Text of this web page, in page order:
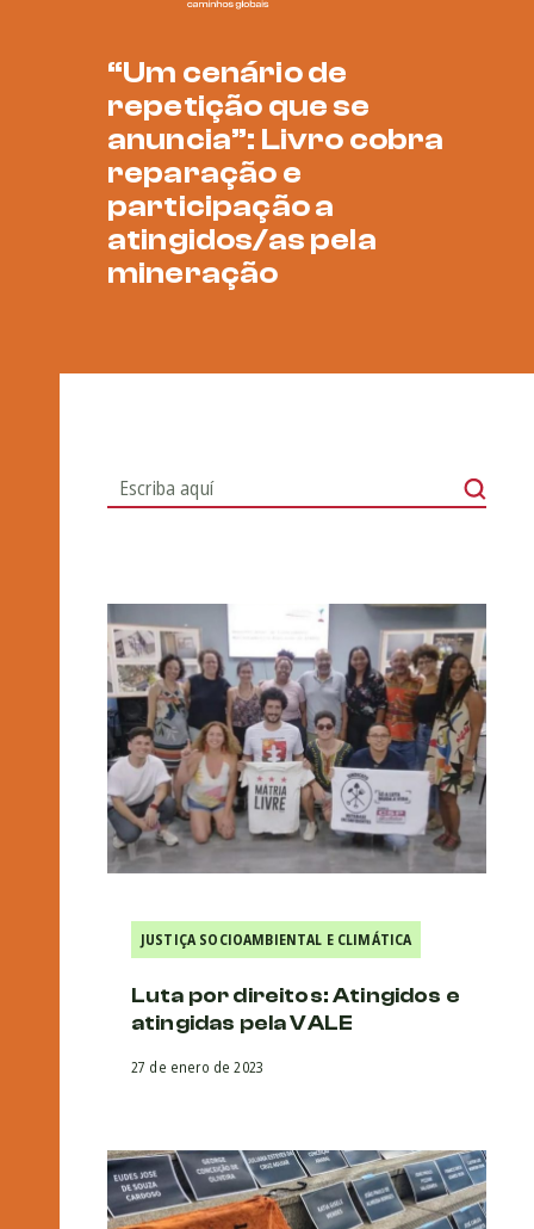
“Um cenário de
repetição que se
anuncia”: Livro cobra
reparação e
participação a
atingidos/as pela
mineração
JUSTIÇA SOCIOAMBIENTAL E CLIMÁTICA
Luta por direitos: Atingidos e
atingidas pela VALE
27 de enero de 2023